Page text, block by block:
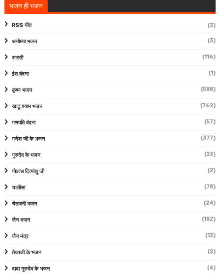
भजन ही भजन
RSS गीत (3)
अयोध्या भजन (3)
आरती (116)
ईश वंदना (1)
कृष्ण भजन (588)
खाटू श्याम भजन (762)
गणपति वंदना (57)
गणेश जी के भजन (377)
गुरुदेव के भजन (23)
गोवत्स दिव्यांशु जी (2)
चालीसा (78)
चेतावनी भजन (24)
जैन भजन (182)
जैन मंत्र (13)
तेजाजी के भजन (2)
दादा गुरुदेव के भजन (4)